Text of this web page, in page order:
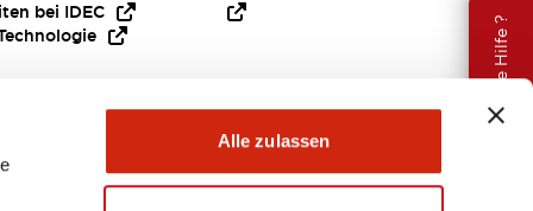
Alle zulassen
Brauche Hilfe ?
bei IDEC